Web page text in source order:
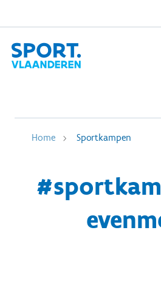
Home Sportkampen